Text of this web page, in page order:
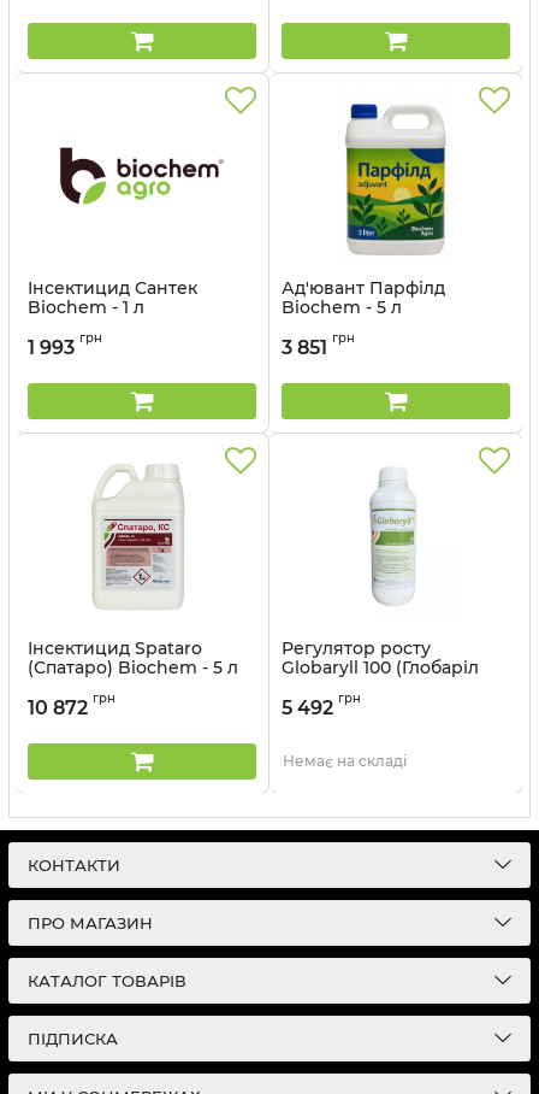
Інсектицид Сантек
Biochem - 1 л
1 993 грн
Ад'ювант Парфілд
Biochem - 5 л
3 851 грн
Інсектицид Spataro
(Спатаро) Biochem - 5 л
10 872 грн
Регулятор росту
Globaryll 100 (Глобаріл
Артикул:
5 492 грн
Немає на складі
КОНТАКТИ
ПРО МАГАЗИН
КАТАЛОГ ТОВАРІВ
ПІДПИСКА